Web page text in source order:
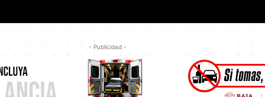
- Publicidad -